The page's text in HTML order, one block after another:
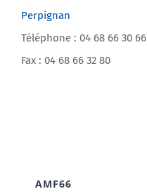
Perpignan
Téléphone : 04 68 66 30 66
Fax : 04 68 66 32 80
AMF66